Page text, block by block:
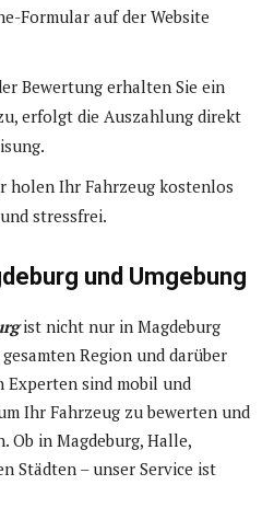
Formular auf der Website
Bewertung erhalten Sie ein
erfolgt die Auszahlung direkt
holen Ihr Fahrzeug kostenlos
stressfrei.
und Umgebung
ist nicht nur in Magdeburg
Region und darüber
Experten sind mobil und
Ihr Fahrzeug zu bewerten und
Ob in Magdeburg, Halle,
Städten – unser Service ist